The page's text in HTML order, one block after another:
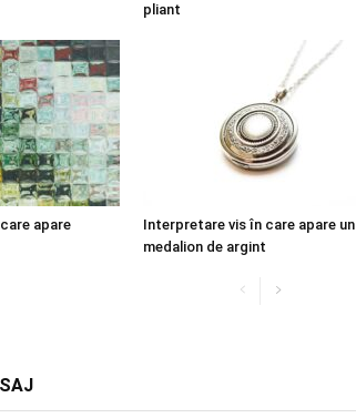
pliant
apare
Interpretare vis în care apare un
medalion de argint